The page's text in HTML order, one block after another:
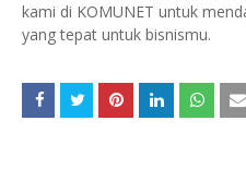
kami di KOMUNET untuk
yang tepat untuk bisnismu.